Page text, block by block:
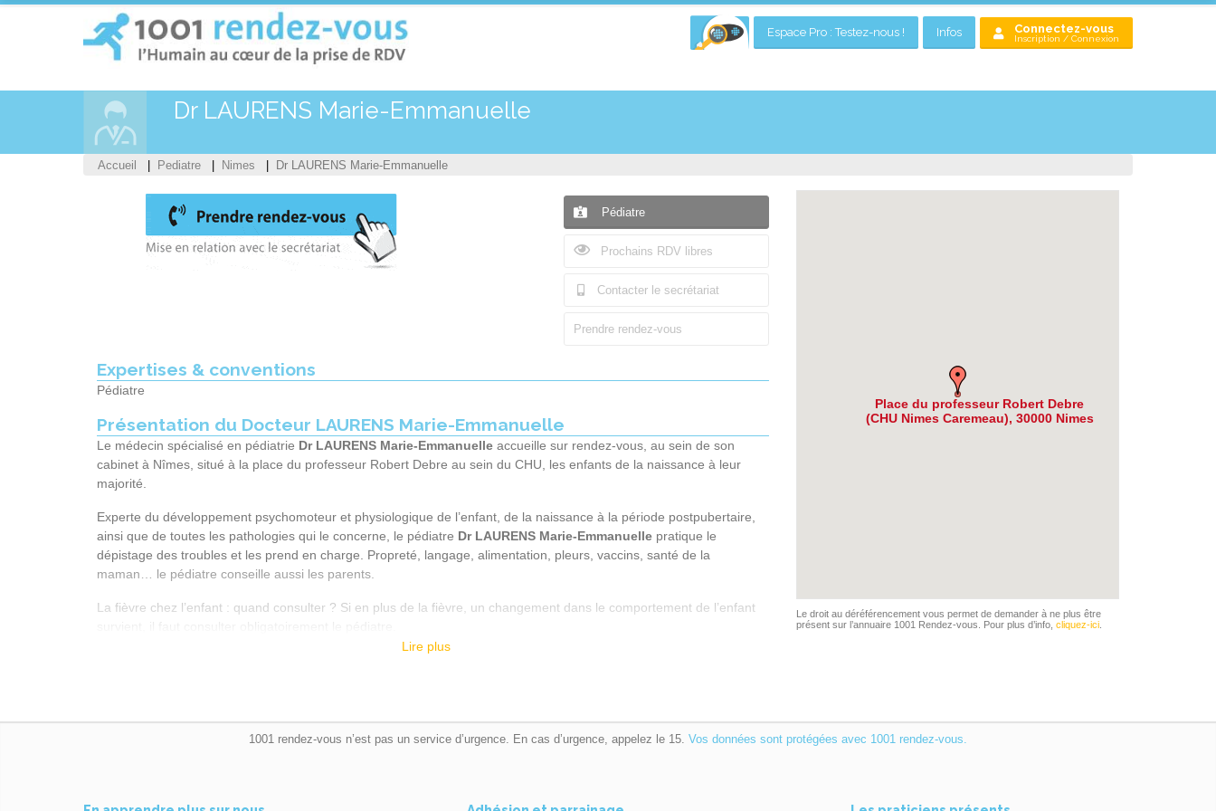
Espace Pro : Testez-nous ! Infos Connectez-vous
Inscription / Connexion
Dr LAURENS Marie-Emmanuelle
Accueil Pediatre Nimes Dr LAURENS Marie-Emmanuelle
Pédiatre
Prochains RDV libres
Contacter le secrétariat
Prendre rendez-vous
Expertises & conventions
Pédiatre
Présentation du Docteur LAURENS Marie-Emmanuelle
Le médecin spécialisé en pédiatrie Dr LAURENS Marie-Emmanuelle accueille sur rendez-vous, au sein de son
cabinet à Nîmes , situé à la place du professeur Robert Debre au sein du CHU, les enfants de la naissance à leur
majorité.
Experte du développement psychomoteur et physiologique de l’enfant, de la naissance à la période postpubertaire,
ainsi que de toutes les pathologies qui le concerne, le pédiatre Dr LAURENS Marie-Emmanuelle pratique le
dépistage des troubles et les prend en charge. Propreté, langage, alimentation, pleurs, vaccins, santé de la
maman… le pédiatre conseille aussi les parents.
La fièvre chez l’enfant : quand consulter ? Si en plus de la fièvre, un changement dans le comportement de l’enfant
Lire plus
Place du professeur Robert Debre
(CHU Nimes Caremeau), 30000 Nimes
Le droit au déréférencement vous permet de demander à ne plus être
présent sur l’annuaire 1001 Rendez-vous. Pour plus d’info,cliquez-ici
1001 rendez-vous n’est pas un service d’urgence. En cas d’urgence, appelez le 15. Vos données sont protégées avec 1001 rendez-vous.